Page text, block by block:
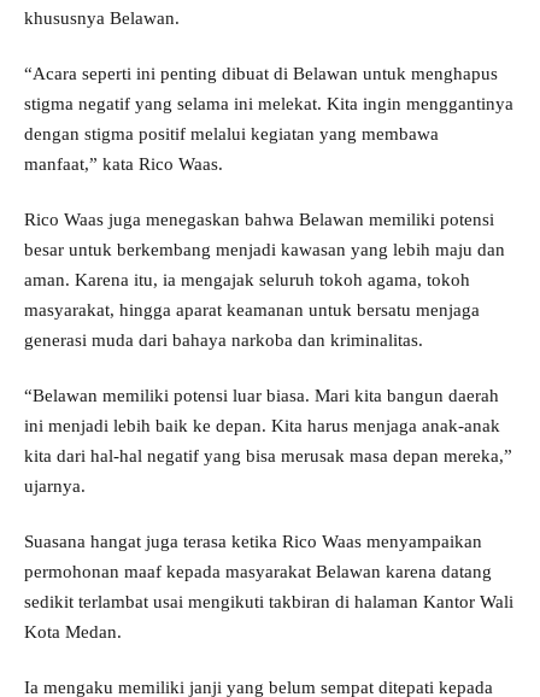
khususnya Belawan.
“Acara seperti ini penting dibuat di Belawan untuk menghapus
stigma negatif yang selama ini melekat. Kita ingin menggantinya
dengan stigma positif melalui kegiatan yang membawa
manfaat,” kata Rico Waas.
Rico Waas juga menegaskan bahwa Belawan memiliki potensi
besar untuk berkembang menjadi kawasan yang lebih maju dan
aman. Karena itu, ia mengajak seluruh tokoh agama, tokoh
masyarakat, hingga aparat keamanan untuk bersatu menjaga
generasi muda dari bahaya narkoba dan kriminalitas.
“Belawan memiliki potensi luar biasa. Mari kita bangun daerah
ini menjadi lebih baik ke depan. Kita harus menjaga anak-anak
kita dari hal-hal negatif yang bisa merusak masa depan mereka,”
ujarnya.
Suasana hangat juga terasa ketika Rico Waas menyampaikan
permohonan maaf kepada masyarakat Belawan karena datang
sedikit terlambat usai mengikuti takbiran di halaman Kantor Wali
Kota Medan.
Ia mengaku memiliki janji yang belum sempat ditepati kepada